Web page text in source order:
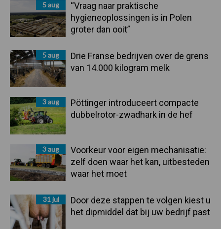
5 aug
“Vraag naar praktische
hygieneoplossingen is in Polen
groter dan ooit”
5 aug
Drie Franse bedrijven over de grens
van 14.000 kilogram melk
3 aug
Pöttinger introduceert compacte
dubbelrotor-zwadhark in de hef
3 aug
Voorkeur voor eigen mechanisatie:
zelf doen waar het kan, uitbesteden
waar het moet
31 jul
Door deze stappen te volgen kiest u
het dipmiddel dat bij uw bedrijf past